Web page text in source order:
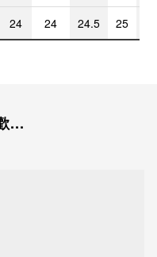
24 24 24.5 25
...